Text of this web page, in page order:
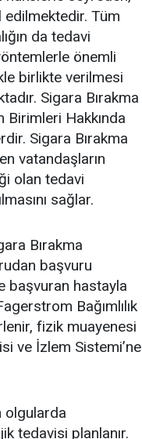
edilmektedir. Tüm
da tedavi
önemli
birlikte verilmesi
Sigara Bırakma
Birimleri Hakkında
Sigara Bırakma
vatandaşların
olan tedavi
sağlar.
Bırakma
başvuru
başvuran hastayla
Bağımlılık
fizik muayenesi
ve İzlem Sistemi’ne
olgularda
tedavisi planlanır.